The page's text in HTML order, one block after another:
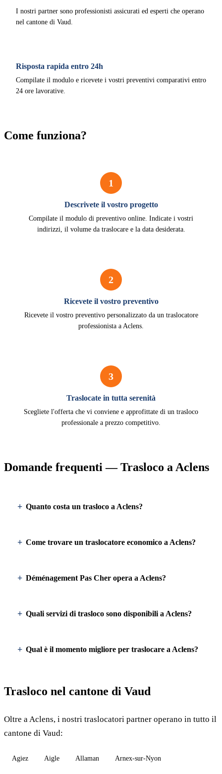
I nostri partner sono professionisti assicurati ed esperti che operano
nel cantone di Vaud.
Risposta rapida entro 24h
Compilate il modulo e ricevete i vostri preventivi comparativi entro
24 ore lavorative.
Come funziona?
1
Descrivete il vostro progetto
Compilate il modulo di preventivo online. Indicate i vostri
indirizzi, il volume da traslocare e la data desiderata.
2
Ricevete il vostro preventivo
Ricevete il vostro preventivo personalizzato da un traslocatore
professionista a Aclens.
3
Traslocate in tutta serenità
Scegliete l'offerta che vi conviene e approfittate di un trasloco
professionale a prezzo competitivo.
Domande frequenti — Trasloco a Aclens
Quanto costa un trasloco a Aclens?
Come trovare un traslocatore economico a Aclens?
Déménagement Pas Cher opera a Aclens?
Quali servizi di trasloco sono disponibili a Aclens?
Qual è il momento migliore per traslocare a Aclens?
Trasloco nel cantone di Vaud
Oltre a Aclens, i nostri traslocatori partner operano in tutto il
cantone di Vaud:
Agiez Aigle Allaman Arnex-sur-Nyon